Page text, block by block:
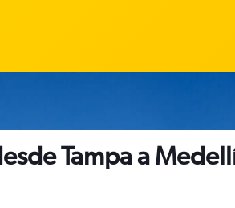
Tampa a